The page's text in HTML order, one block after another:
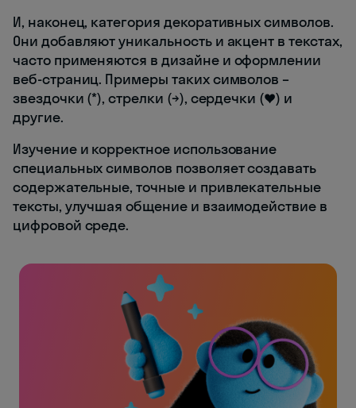
И, наконец, категория декоративных символов.
Они добавляют уникальность и акцент в текстах,
часто применяются в дизайне и оформлении
веб-страниц. Примеры таких символов –
звездочки (*), стрелки (→), сердечки (♥) и
другие.
Изучение и корректное использование
специальных символов позволяет создавать
содержательные, точные и привлекательные
тексты, улучшая общение и взаимодействие в
цифровой среде.